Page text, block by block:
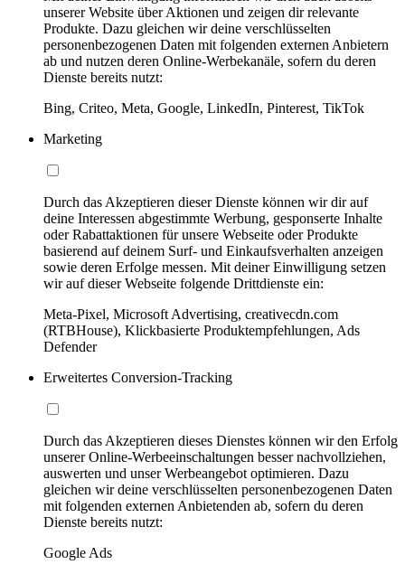
unserer Website über Aktionen und zeigen dir relevante
Produkte. Dazu gleichen wir deine verschlüsselten
personenbezogenen Daten mit folgenden externen Anbietern
ab und nutzen deren Online-Werbekanäle, sofern du deren
Dienste bereits nutzt:
Bing, Criteo, Meta, Google, LinkedIn, Pinterest, TikTok
Marketing
Durch das Akzeptieren dieser Dienste können wir dir auf
deine Interessen abgestimmte Werbung, gesponserte Inhalte
oder Rabattaktionen für unsere Webseite oder Produkte
basierend auf deinem Surf- und Einkaufsverhalten anzeigen
sowie deren Erfolge messen. Mit deiner Einwilligung setzen
wir auf dieser Webseite folgende Drittdienste ein:
Meta-Pixel, Microsoft Advertising, creativecdn.com
(RTBHouse), Klickbasierte Produktempfehlungen, Ads
Defender
Erweitertes Conversion-Tracking
Durch das Akzeptieren dieses Dienstes können wir den Erfolg
unserer Online-Werbeeinschaltungen besser nachvollziehen,
auswerten und unser Werbeangebot optimieren. Dazu
gleichen wir deine verschlüsselten personenbezogenen Daten
mit folgenden externen Anbietenden ab, sofern du deren
Dienste bereits nutzt:
Google Ads